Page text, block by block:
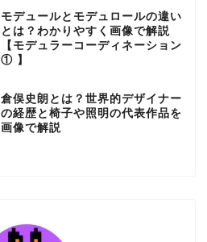
モデュールとモデュロールの違い
とは？わかりやすく画像で解説
【モデュラーコーディネーション
① 】
倉俣史朗とは？世界的デザイナー
の経歴と椅子や照明の代表作品を
画像で解説